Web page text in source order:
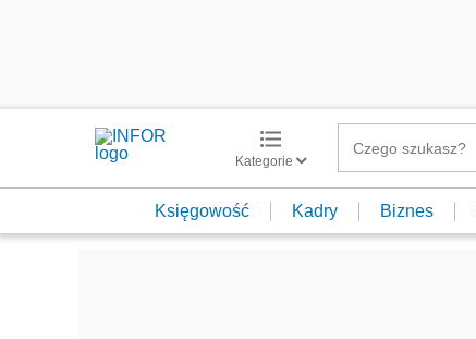
Kategorie
Księgowość Kadry Biznes